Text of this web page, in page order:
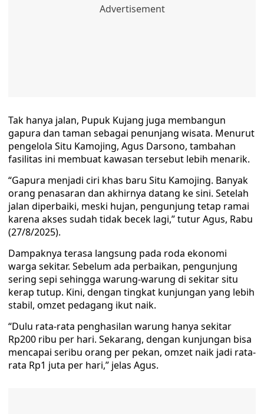
Tak hanya jalan, Pupuk Kujang juga membangun
gapura dan taman sebagai penunjang wisata. Menurut
pengelola Situ Kamojing, Agus Darsono, tambahan
fasilitas ini membuat kawasan tersebut lebih menarik.
“Gapura menjadi ciri khas baru Situ Kamojing. Banyak
orang penasaran dan akhirnya datang ke sini. Setelah
jalan diperbaiki, meski hujan, pengunjung tetap ramai
karena akses sudah tidak becek lagi,” tutur Agus, Rabu
(27/8/2025).
Dampaknya terasa langsung pada roda ekonomi
warga sekitar. Sebelum ada perbaikan, pengunjung
sering sepi sehingga warung-warung di sekitar situ
kerap tutup. Kini, dengan tingkat kunjungan yang lebih
stabil, omzet pedagang ikut naik.
“Dulu rata-rata penghasilan warung hanya sekitar
Rp200 ribu per hari. Sekarang, dengan kunjungan bisa
mencapai seribu orang per pekan, omzet naik jadi rata-
rata Rp1 juta per hari,” jelas Agus.